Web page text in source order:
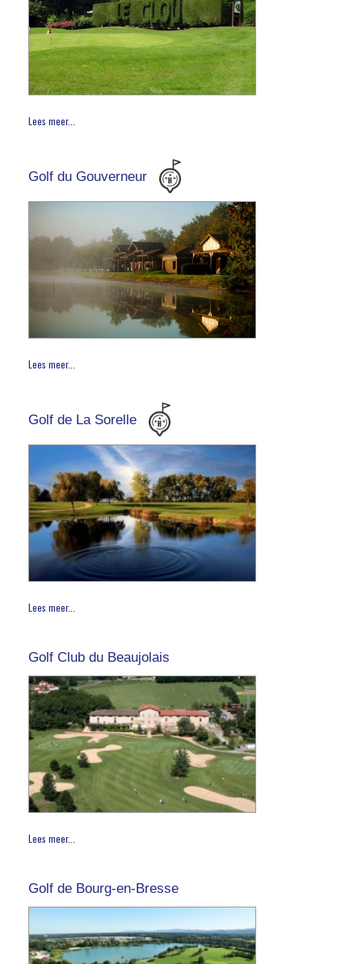
Lees meer...
Golf du Gouverneur
Lees meer...
Golf de La Sorelle
Lees meer...
Golf Club du Beaujolais
Lees meer...
Golf de Bourg-en-Bresse